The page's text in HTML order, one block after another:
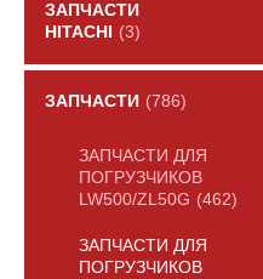
ЗАПЧАСТИ
HITACHI
(3)
ЗАПЧАСТИ (786)
ЗАПЧАСТИ ДЛЯ
ПОГРУЗЧИКОВ
LW500/ZL50G (462)
ЗАПЧАСТИ ДЛЯ
ПОГРУЗЧИКОВ